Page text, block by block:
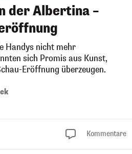
der Albertina –
Handys nicht mehr
sich Promis aus Kunst,
Eröffnung überzeugen.
Kommentare